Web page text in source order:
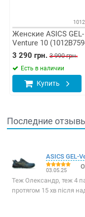
Женские ASICS GEL-
Venture 10
3 290 грн. 3 990 грн.
Есть в наличии
Купить
Последние
ASICS GEL-
03.05.25
Теж Олександр, теж 4
протягом 15 хв після